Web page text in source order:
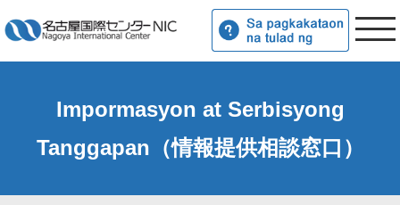
Impormasyon at Serbisyong
Tanggapan（情報提供相談窓口）